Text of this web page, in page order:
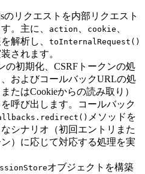
のリクエストを内部リクエスト
。主に、
action cookie
解析し、 toInternalRequest()
されます。
の初期化、CSRFトークンの処
およびコールバックURLの処
たはCookieからの読み取り）
を呼び出します。コールバック
メソッドを
シナリオ（初回エントリまた
）に応じて対応する処理を実
オブジェクトを構築